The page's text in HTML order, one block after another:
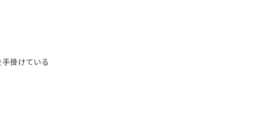
掛けている